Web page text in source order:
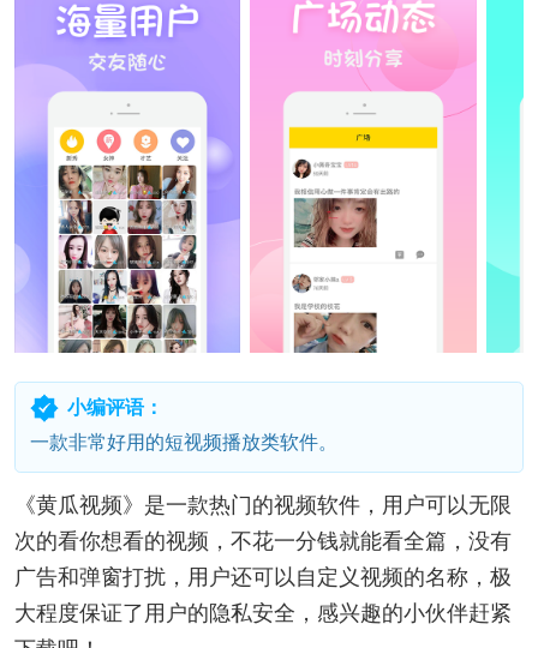
小编评语：
一款非常好用的短视频播放类软件。
《黄瓜视频》是一款热门的视频软件，用户可以无限
次的看你想看的视频，不花一分钱就能看全篇，没有
广告和弹窗打扰，用户还可以自定义视频的名称，极
大程度保证了用户的隐私安全，感兴趣的小伙伴赶紧